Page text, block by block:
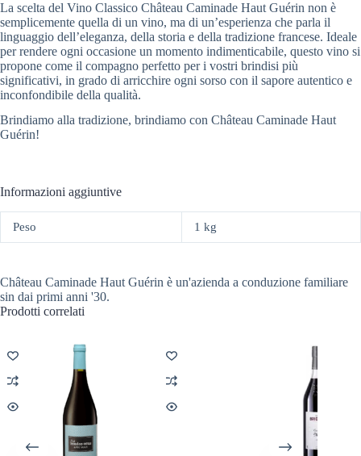
La scelta del Vino Classico Château Caminade Haut Guérin non è
semplicemente quella di un vino, ma di un’esperienza che parla il
linguaggio dell’eleganza, della storia e della tradizione francese. Ideale
per rendere ogni occasione un momento indimenticabile, questo vino si
propone come il compagno perfetto per i vostri brindisi più
significativi, in grado di arricchire ogni sorso con il sapore autentico e
inconfondibile della qualità.
Brindiamo alla tradizione, brindiamo con Château Caminade Haut
Guérin!
Informazioni aggiuntive
Peso 1 kg
Château Caminade Haut Guérin è un'azienda a conduzione familiare
sin dai primi anni '30.
Prodotti correlati